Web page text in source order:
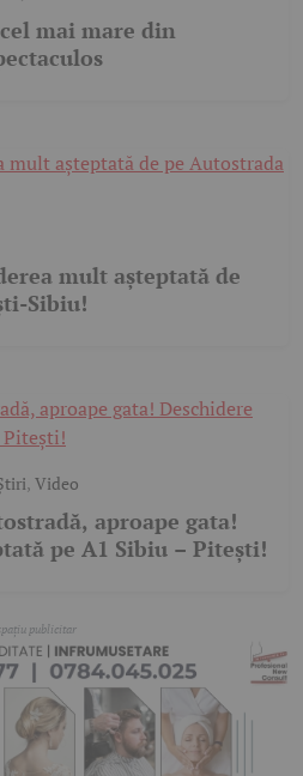
mai mare din
mult așteptată de
Sibiu!
, Video
aproape gata!
pe A1 Sibiu – Pitești!